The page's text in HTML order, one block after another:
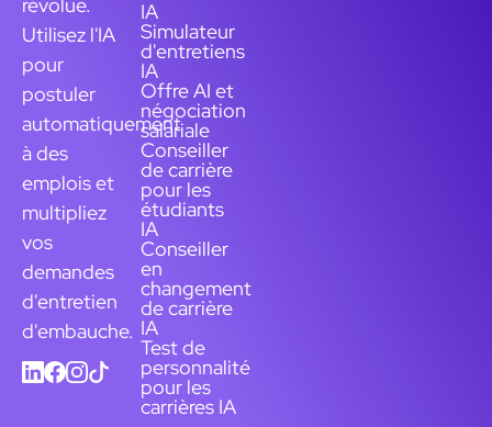
Utilisez l'IA
pour
postuler
automatiquement
à des
emplois et
multipliez
vos
demandes
d'entretien
d'embauche.
IA
Simulateur
d'entretiens
IA
Offre AI et
négociation
salariale
Conseiller
de carrière
pour les
étudiants
IA
Conseiller
en
changement
de carrière
IA
Test de
personnalité
pour les
carrières IA